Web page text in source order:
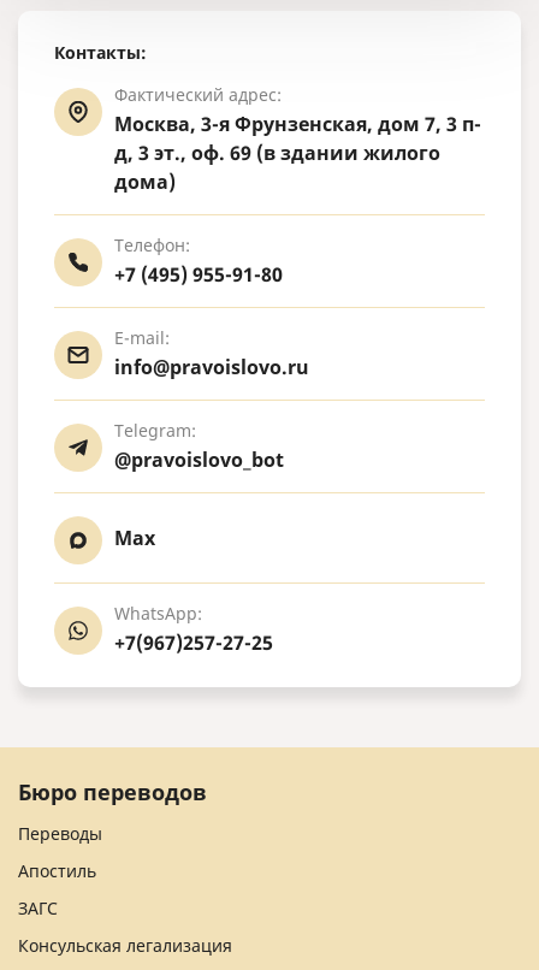
Контакты:
Фактический адрес:
Москва, 3-я Фрунзенская, дом 7, 3 п-
д, 3 эт., оф. 69 (в здании жилого
дома)
Телефон:
+7 (495) 955-91-80
E-mail:
info@pravoislovo.ru
Telegram:
@pravoislovo_bot
Max
WhatsApp:
+7(967)257-27-25
Бюро переводов
Переводы
Апостиль
ЗАГС
Консульская легализация